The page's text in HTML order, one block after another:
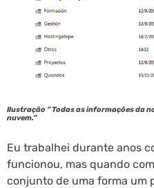
Ilustração ” Todas as informações da
nuvem.”
Eu trabalhei durante anos
funcionou, mas quando
conjunto de uma forma um